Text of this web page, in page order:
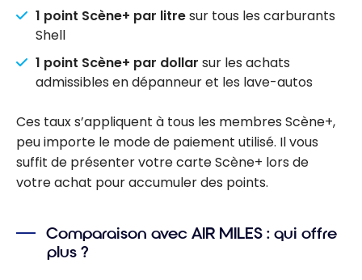
1 point Scène+ par litresur tous les carburants
Shell
1 point Scène+ par dollar sur les achats
admissibles en dépanneur et les lave-autos
Ces taux s’appliquent à tous les membres Scène+,
peu importe le mode de paiement utilisé. Il vous
suffit de présenter votre carte Scène+ lors de
votre achat pour accumuler des points.
Comparaison avec AIR MILES : qui offre
plus ?